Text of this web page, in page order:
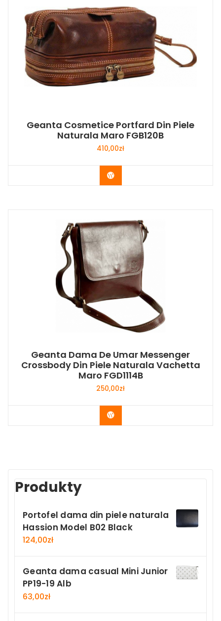
Geanta Cosmetice Portfard Din Piele
Naturala Maro FGB120B
410,00zł
Buy Now
Geanta Dama De Umar Messenger
Crossbody Din Piele Naturala Vachetta
Maro FGD1114B
250,00zł
Buy Now
Produkty
Portofel dama din piele naturala
Hassion Model B02 Black
124,00zł
Geanta dama casual Mini Junior
PP19-19 Alb
63,00zł